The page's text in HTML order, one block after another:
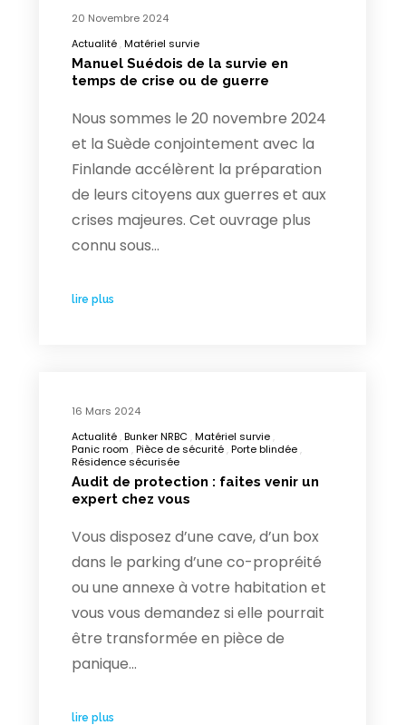
20 Novembre 2024
Actualité Matériel survie
Manuel Suédois de la survie en
temps de crise ou de guerre
Nous sommes le 20 novembre 2024
et la Suède conjointement avec la
Finlande accélèrent la préparation
de leurs citoyens aux guerres et aux
crises majeures. Cet ouvrage plus
connu sous…
lire plus
16 Mars 2024
Actualité Bunker NRBC Matériel survie
Panic room Pièce de sécurité Porte blindée
Résidence sécurisée
Audit de protection : faites venir un
expert chez vous
Vous disposez d’une cave, d’un box
dans le parking d’une co-propréité
ou une annexe à votre habitation et
vous vous demandez si elle pourrait
être transformée en pièce de
panique…
lire plus